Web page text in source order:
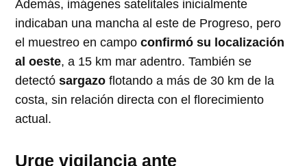
Además, imágenes satelitales inicialmente
indicaban una mancha al este de Progreso, pero
el muestreo en campoconfirmó su localización
al oeste, a 15 km mar adentro. También se
detectósargazo flotando a más de 30 km de la
costa, sin relación directa con el florecimiento
actual.
Urge vigilancia ante